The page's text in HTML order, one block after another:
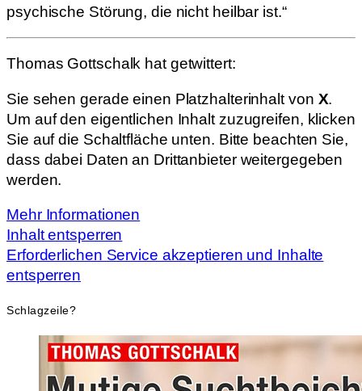
psychische Störung, die nicht heilbar ist.“
Thomas Gottschalk hat getwittert:
Sie sehen gerade einen Platzhalterinhalt von X.
Um auf den eigentlichen Inhalt zuzugreifen, klicken
Sie auf die Schaltfläche unten. Bitte beachten Sie,
dass dabei Daten an Drittanbieter weitergegeben
werden.
Mehr Informationen
Inhalt entsperren
Erforderlichen Service akzeptieren und Inhalte
entsperren
Schlagzeile?